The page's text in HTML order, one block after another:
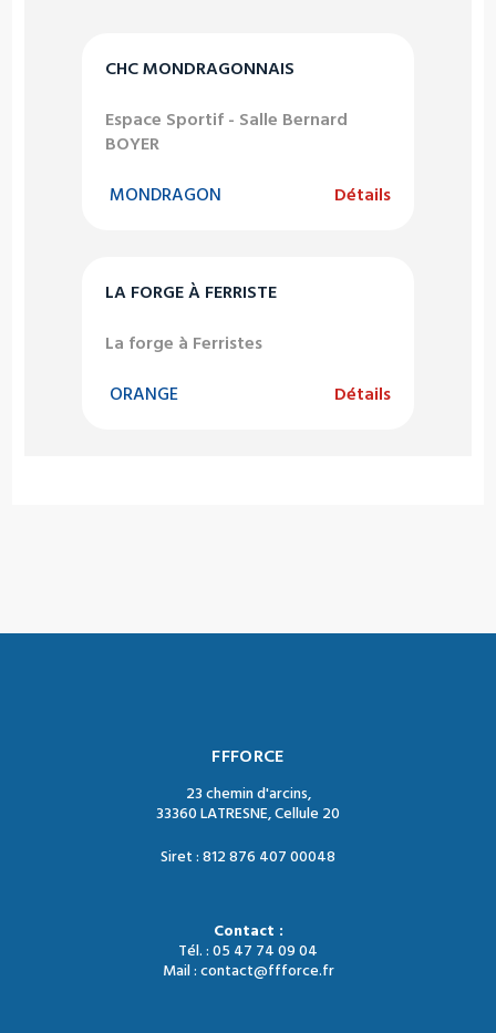
CHC MONDRAGONNAIS
Espace Sportif - Salle Bernard
BOYER
MONDRAGON Détails
LA FORGE À FERRISTE
La forge à Ferristes
ORANGE Détails
FFFORCE
23 chemin d'arcins,
33360 LATRESNE, Cellule 20
Siret : 812 876 407 00048
Contact :
Tél. : 05 47 74 09 04
Mail : contact@ffforce.fr